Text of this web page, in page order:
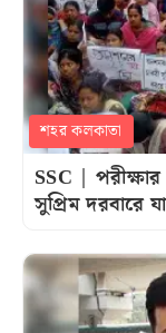
শহর কলকাতা
SSC |
সুপ্রিম দরবারে